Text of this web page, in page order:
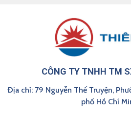
CÔNG TY TNHH TM
Địa chỉ: 79 Nguyễn Thế Truyện,
phố Hồ Chí